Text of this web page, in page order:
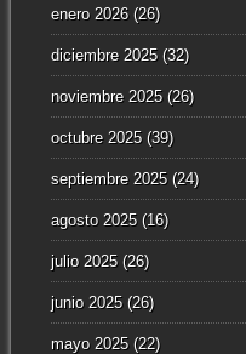
enero 2026(26)
diciembre 2025(32)
noviembre 2025(26)
octubre 2025(39)
septiembre 2025(24)
agosto 2025(16)
julio 2025(26)
junio 2025(26)
mayo 2025(22)